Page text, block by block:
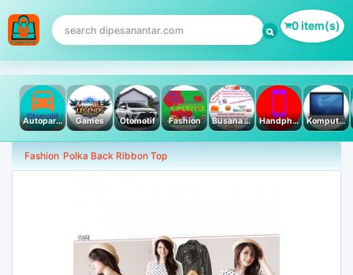
0 item(s)
Autoparts Games Otomotif Fashion Busana Muslim Handphone & Tablet Komputer PC & Laptop
Fashion Polka Back Ribbon Top